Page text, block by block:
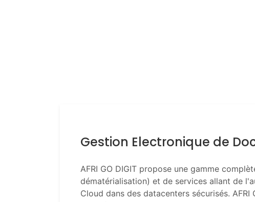
Gestion Electronique de
AFRI GO DIGIT propose une gamme
dématérialisation) et de services allant de
Cloud dans des datacenters sécurisés. AFRI